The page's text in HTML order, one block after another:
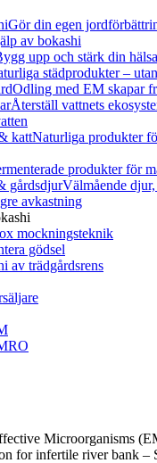
Gör din egen
av bokashi
upp och stärk din
städprodukter –
Odling med EM skapar
Återställ vattnets
kattNaturliga produkter
produkter för
gårdsdjurVälmående
avkastning
mockningsteknik
gödsel
av trädgårdsrens
Microorganisms
for infertile river bank –